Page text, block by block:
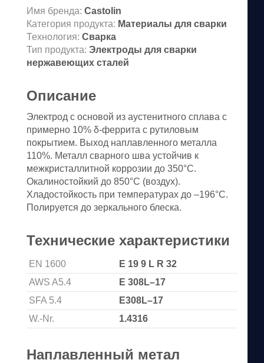
Имя бренда: Castolin
Категория продукта: Материалы для сварки
Технология: Сварка
Тип продукта: Электроды для сварки
нержавеющих сталей
Описание
Электрод с основой из аустенитного сплава с
примерно 10% δ-феррита с рутиловым
покрытием. Выход наплавленного металла
110%. Металл сварного шва устойчив к
межкристаллитной коррозии до 350°С.
Окалиностойкий до 850°С (воздух).
Хладостойкость при температурах до –196°С.
Полируется до зеркального блеска.
Технические характеристики
EN 1600
E 19 9 L R 32
AWS A5.4
E 308L–17
SFA 5.4
E308L–17
W.-Nr.
1.4316
Наплавленный метал